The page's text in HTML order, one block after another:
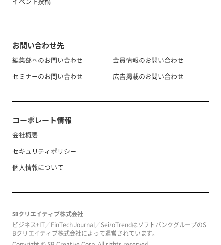
お問い合わせ先
編集部へのお問い合わせ
セミナーのお問い合わせ
会員情報のお問い合わせ
広告掲載のお問い合わせ
コーポレート情報
会社概要
セキュリティポリシー
個人情報について
SBクリエイティブ株式会社
ビジネス+IT／FinTech Journal／SeizoTrendはソフトバンクグループのS
Bクリエイティブ株式会社によって運営されています。